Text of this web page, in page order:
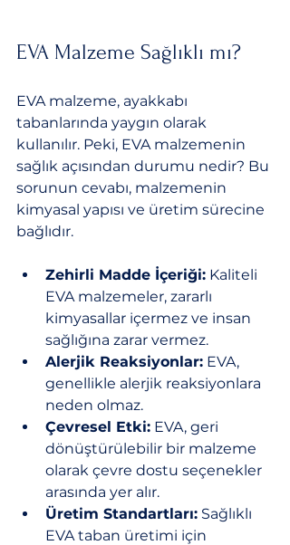
EVA Malzeme Sağlıklı mı?
EVA malzeme, ayakkabı
tabanlarında yaygın olarak
kullanılır. Peki, EVA malzemenin
sağlık açısından durumu nedir? Bu
sorunun cevabı, malzemenin
kimyasal yapısı ve üretim sürecine
bağlıdır.
Zehirli Madde İçeriği: Kaliteli
EVA malzemeler, zararlı
kimyasallar içermez ve insan
sağlığına zarar vermez.
Alerjik Reaksiyonlar: EVA,
genellikle alerjik reaksiyonlara
neden olmaz.
Çevresel Etki: EVA, geri
dönüştürülebilir bir malzeme
olarak çevre dostu seçenekler
arasında yer alır.
Üretim Standartları: Sağlıklı
EVA taban üretimi için